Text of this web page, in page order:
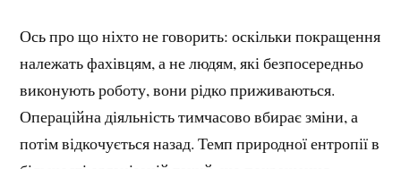
Ось про що ніхто не говорить: оскільки покращення
належать фахівцям, а не людям, які безпосередньо
виконують роботу, вони рідко приживаються.
Операційна діяльність тимчасово вбирає зміни, а
потім відкочується назад. Темп природної ентропії в